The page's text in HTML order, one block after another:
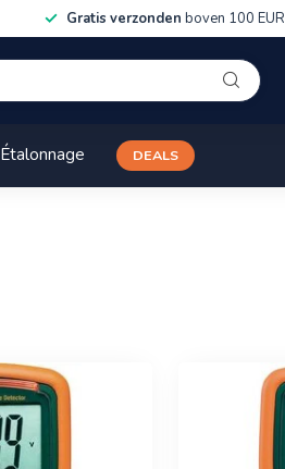
Gratis verzonden boven 100 EUR
Étalonnage DEALS